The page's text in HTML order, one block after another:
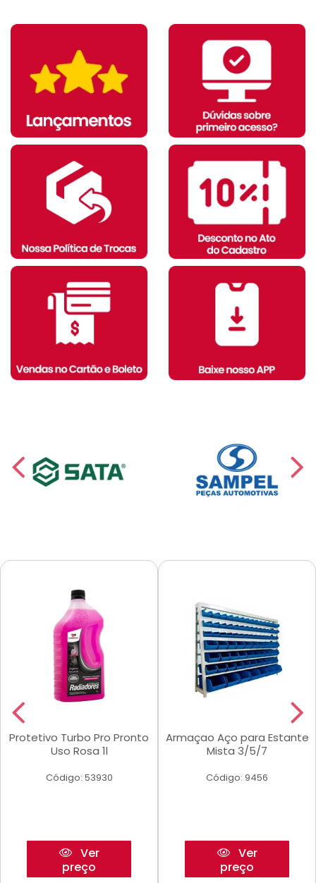
Protetivo Turbo Pro Pronto
Uso Rosa 1l
Código: 53930
Ver
preço
Armaçao Aço para Estante
Mista 3/5/7
Código: 9456
Ver
preço